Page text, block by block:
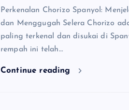
Perkenalan Chorizo Spanyol:
dan Menggugah Selera Chorizo
paling terkenal dan disukai di
rempah ini telah…
Continue reading